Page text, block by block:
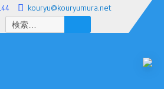
kouryu@kouryumura.net
検
索: